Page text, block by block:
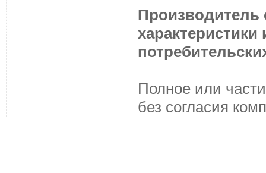
Производитель
Полное или
без согласия